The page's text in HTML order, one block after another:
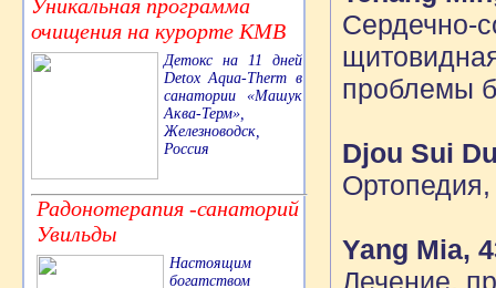
Уникальная программа
очищения на курорте КМВ
Детокс на 11 дней
Detox Aqua-Therm в
санатории «Машук
Аква-Терм»,
Железноводск,
Россия
Радонотерапия -санаторий
Увильды
Настоящим
богатством
Сердечно-
проблемы
Djou Sui
Yang Mia,
Лечение,